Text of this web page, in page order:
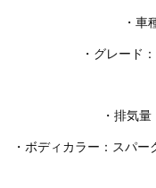
・車
・グレード
・排気
・ボディカラー：スパ